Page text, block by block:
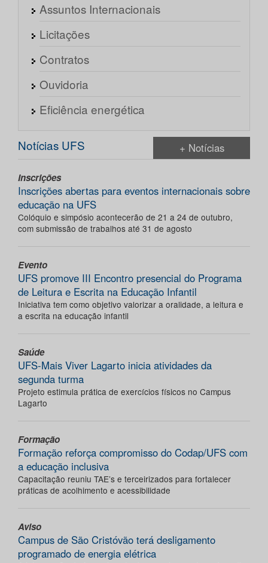
Assuntos Internacionais
Licitações
Contratos
Ouvidoria
Eficiência energética
Notícias UFS + Notícias
Inscrições
Inscrições abertas para eventos internacionais sobre
educação na UFS
Colóquio e simpósio acontecerão de 21 a 24 de outubro,
com submissão de trabalhos até 31 de agosto
Evento
UFS promove III Encontro presencial do Programa
de Leitura e Escrita na Educação Infantil
Iniciativa tem como objetivo valorizar a oralidade, a leitura e
a escrita na educação infantil
Saúde
UFS-Mais Viver Lagarto inicia atividades da
segunda turma
Projeto estimula prática de exercícios físicos no Campus
Lagarto
Formação
Formação reforça compromisso do Codap/UFS com
a educação inclusiva
Capacitação reuniu TAE’s e terceirizados para fortalecer
práticas de acolhimento e acessibilidade
Aviso
Campus de São Cristóvão terá desligamento
programado de energia elétrica